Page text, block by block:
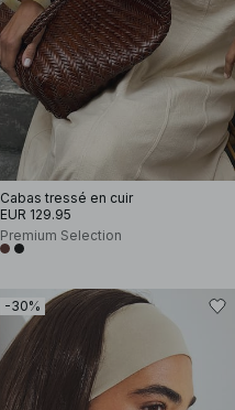
Cabas tressé en cuir
EUR 129.95
Premium Selection
-30%